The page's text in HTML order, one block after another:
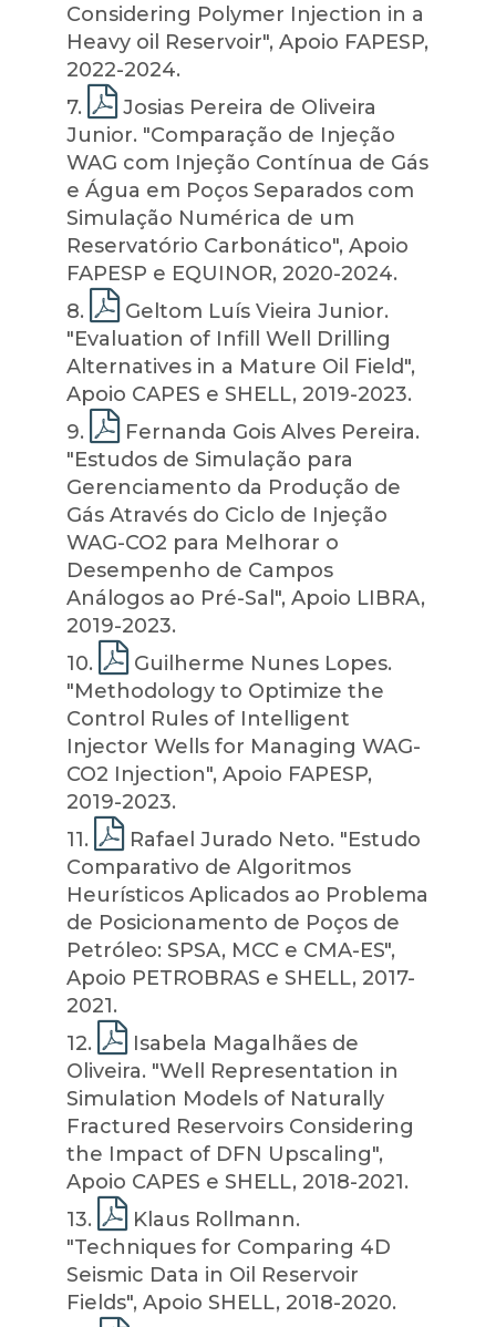
Considering Polymer Injection in a
Heavy oil Reservoir", Apoio FAPESP,
2022-2024.
7.
Josias Pereira de Oliveira
Junior. "Comparação de Injeção
WAG com Injeção Contínua de Gás
e Água em Poços Separados com
Simulação Numérica de um
Reservatório Carbonático", Apoio
FAPESP e EQUINOR, 2020-2024.
8.
Geltom Luís Vieira Junior.
"Evaluation of Infill Well Drilling
Alternatives in a Mature Oil Field",
Apoio CAPES e SHELL, 2019-2023.
9.
Fernanda Gois Alves Pereira.
"Estudos de Simulação para
Gerenciamento da Produção de
Gás Através do Ciclo de Injeção
WAG-CO2 para Melhorar o
Desempenho de Campos
Análogos ao Pré-Sal", Apoio LIBRA,
2019-2023.
10.
Guilherme Nunes Lopes.
"Methodology to Optimize the
Control Rules of Intelligent
Injector Wells for Managing WAG-
CO2 Injection", Apoio FAPESP,
2019-2023.
11.
Rafael Jurado Neto. "Estudo
Comparativo de Algoritmos
Heurísticos Aplicados ao Problema
de Posicionamento de Poços de
Petróleo: SPSA, MCC e CMA-ES",
Apoio PETROBRAS e SHELL, 2017-
2021.
12.
Isabela Magalhães de
Oliveira. "Well Representation in
Simulation Models of Naturally
Fractured Reservoirs Considering
the Impact of DFN Upscaling",
Apoio CAPES e SHELL, 2018-2021.
13.
Klaus Rollmann.
"Techniques for Comparing 4D
Seismic Data in Oil Reservoir
Fields", Apoio SHELL, 2018-2020.